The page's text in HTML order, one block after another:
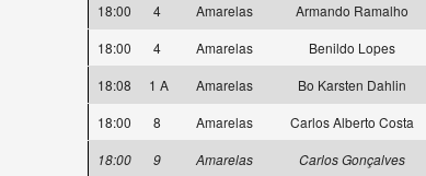
18:00
4 Amarelas Armando Ramalho
18:00
4 Amarelas Benildo Lopes
18:08
1 A Amarelas Bo Karsten Dahlin
18:00
8 Amarelas Carlos Alberto Costa
18:00
9 Amarelas Carlos Gonçalves